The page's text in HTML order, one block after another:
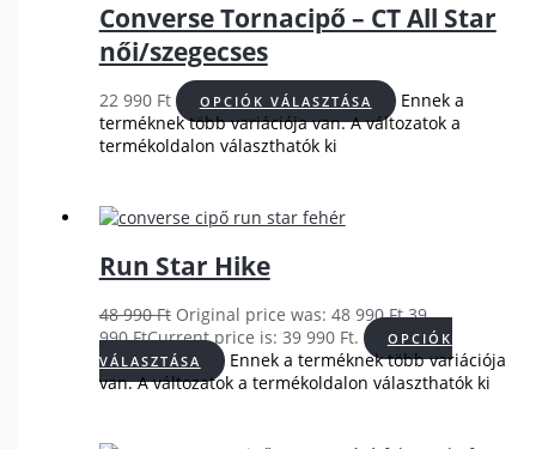
Converse Tornacipő – CT All Star
női/szegecses
22 990 Ft OPCIÓK VÁLASZTÁSA
Ennek a
terméknek több variációja van. A változatok a
termékoldalon választhatók ki
Run Star Hike
48 990Ft Original price was: 48 990 Ft.39
990FtCurrent price is: 39 990 Ft.
OPCIÓK
VÁLASZTÁSA
Ennek a terméknek több variációja
van. A változatok a termékoldalon választhatók ki